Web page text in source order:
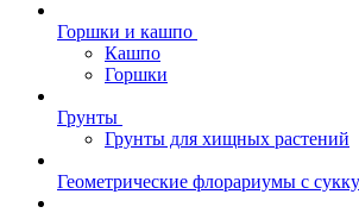
Горшки и кашпо
Кашпо
Горшки
Грунты
Грунты для хищных растений
Геометрические флорариумы с